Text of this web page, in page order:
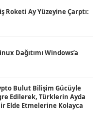
Roketi Ay Yüzeyine Çarptı:
Dağıtımı Windows’a
Bulut Bilişim Gücüyle
Edilerek, Türklerin Ayda
Elde Etmelerine Kolayca